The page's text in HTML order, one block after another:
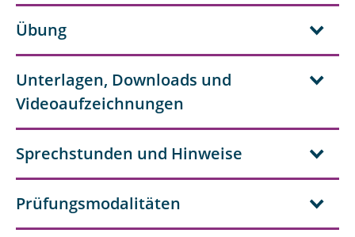
Übung
Unterlagen, Downloads und
Videoaufzeichnungen
Sprechstunden und Hinweise
Prüfungsmodalitäten